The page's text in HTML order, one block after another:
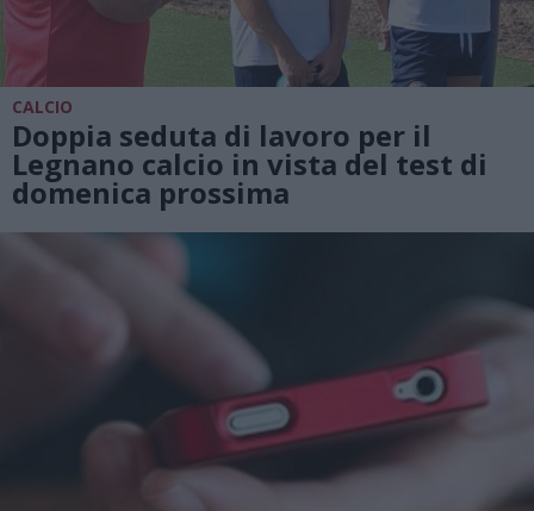
CALCIO
Doppia seduta di lavoro per il
Legnano calcio in vista del test di
domenica prossima